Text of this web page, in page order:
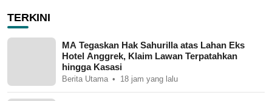
TERKINI
MA Tegaskan Hak Sahurilla atas Lahan Eks
Hotel Anggrek, Klaim Lawan Terpatahkan
hingga Kasasi
Berita Utama 18 jam yang lalu